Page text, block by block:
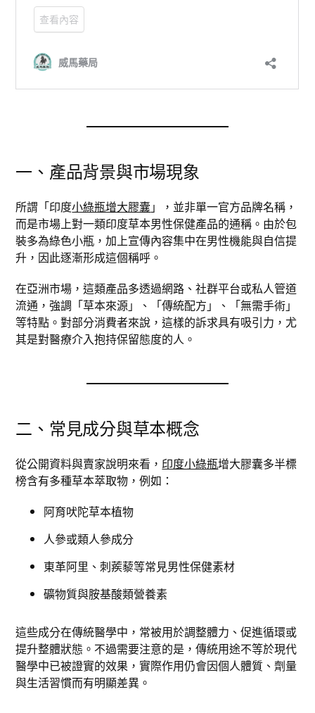
一、產品背景與市場現象
所謂「印度小綠瓶增大膠囊」，並非單一官方品牌名稱，
而是市場上對一類印度草本男性保健產品的通稱。由於包
裝多為綠色小瓶，加上宣傳內容集中在男性機能與自信提
升，因此逐漸形成這個稱呼。
在亞洲市場，這類產品多透過網路、社群平台或私人管道
流通，強調「草本來源」、「傳統配方」、「無需手術」
等特點。對部分消費者來說，這樣的訴求具有吸引力，尤
其是對醫療介入抱持保留態度的人。
二、常見成分與草本概念
從公開資料與賣家說明來看， 印度小綠瓶增大膠囊多半標
榜含有多種草本萃取物，例如：
阿育吠陀草本植物
人參或類人參成分
東革阿里、刺蒺藜等常見男性保健素材
礦物質與胺基酸類營養素
這些成分在傳統醫學中，常被用於調整體力、促進循環或
提升整體狀態。不過需要注意的是，傳統用途不等於現代
醫學中已被證實的效果，實際作用仍會因個人體質、劑量
與生活習慣而有明顯差異。